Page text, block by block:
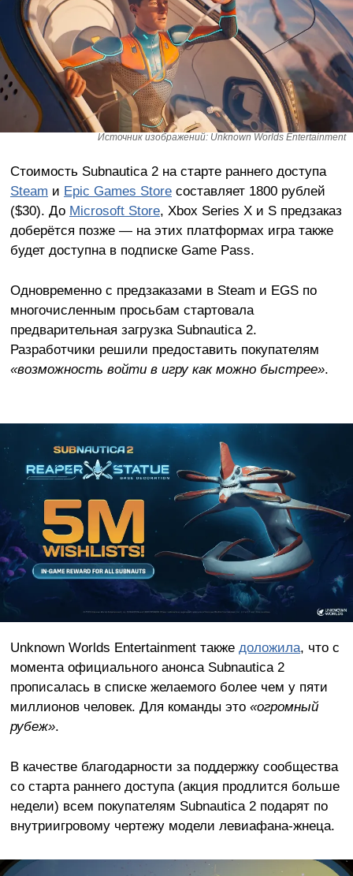
Источник изображений: Unknown Worlds Entertainment
Стоимость Subnautica 2 на старте раннего доступа
Steam и Epic Games Storeсоставляет 1800 рублей
($30). До Microsoft Store, Xbox Series X и S предзаказ
доберётся позже — на этих платформах игра также
будет доступна в подписке Game Pass.
Одновременно с предзаказами в Steam и EGS по
многочисленным просьбам стартовала
предварительная загрузка Subnautica 2.
Разработчики решили предоставить покупателям
«возможность войти в игру как можно быстрее».
Unknown Worlds Entertainment также доложила, что с
момента официального анонса Subnautica 2
прописалась в списке желаемого более чем у пяти
миллионов человек. Для команды это«огромный
рубеж».
В качестве благодарности за поддержку сообщества
со старта раннего доступа (акция продлится больше
недели) всем покупателям Subnautica 2 подарят по
внутриигровому чертежу модели левиафана-жнеца.